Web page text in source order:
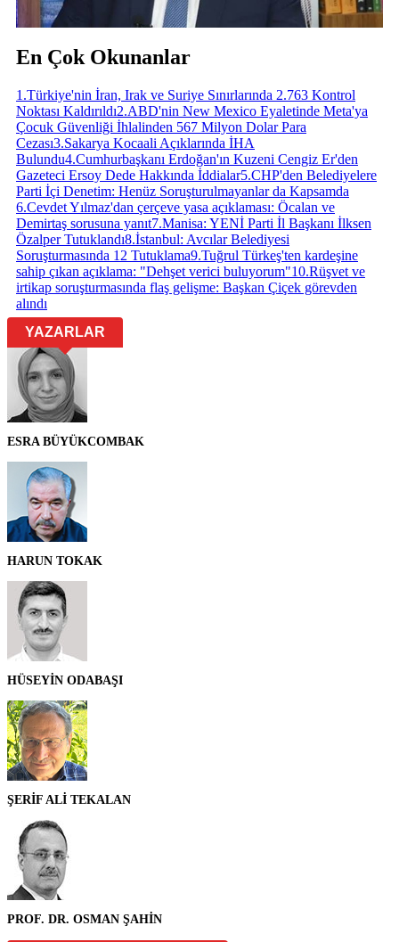
En Çok Okunanlar
1 .Türkiye'nin İran, Irak ve Suriye Sınırlarında 2.763 Kontrol
Noktası Kaldırıldı2.ABD'nin New Mexico Eyaletinde Meta'ya
Çocuk Güvenliği İhlalinden 567 Milyon Dolar Para
Cezası3.Sakarya Kocaali Açıklarında İHA
Bulundu4.Cumhurbaşkanı Erdoğan'ın Kuzeni Cengiz Er'den
Gazeteci Ersoy Dede Hakkında İddialar5.CHP'den Belediyelere
Parti İçi Denetim: Henüz Soruşturulmayanlar da Kapsamda
6.Cevdet Yılmaz'dan çerçeve yasa açıklaması: Öcalan ve
Demirtaş sorusuna yanıt7.Manisa: YENİ Parti İl Başkanı İlksen
Özalper Tutuklandı8.İstanbul: Avcılar Belediyesi
Soruşturmasında 12 Tutuklama9.Tuğrul Türkeş'ten kardeşine
sahip çıkan açıklama: "Dehşet verici buluyorum"10.Rüşvet ve
irtikap soruşturmasında flaş gelişme: Başkan Çiçek görevden
alındı
YAZARLAR
ESRA BÜYÜKCOMBAK
HARUN TOKAK
HÜSEYİN ODABAŞI
ŞERİF ALİ TEKALAN
PROF. DR. OSMAN ŞAHİN